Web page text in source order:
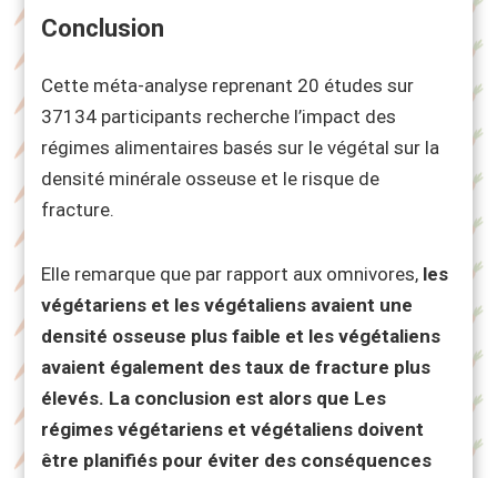
Conclusion
Cette méta-analyse reprenant 20 études sur
37134 participants recherche l’impact des
régimes alimentaires basés sur le végétal sur la
densité minérale osseuse et le risque de
fracture.
Elle remarque que par rapport aux omnivores, les
végétariens et les végétaliens avaient une
densité osseuse plus faible et les végétaliens
avaient également des taux de fracture plus
élevés. La conclusion est alors que Les
régimes végétariens et végétaliens doivent
être planifiés pour éviter des conséquences